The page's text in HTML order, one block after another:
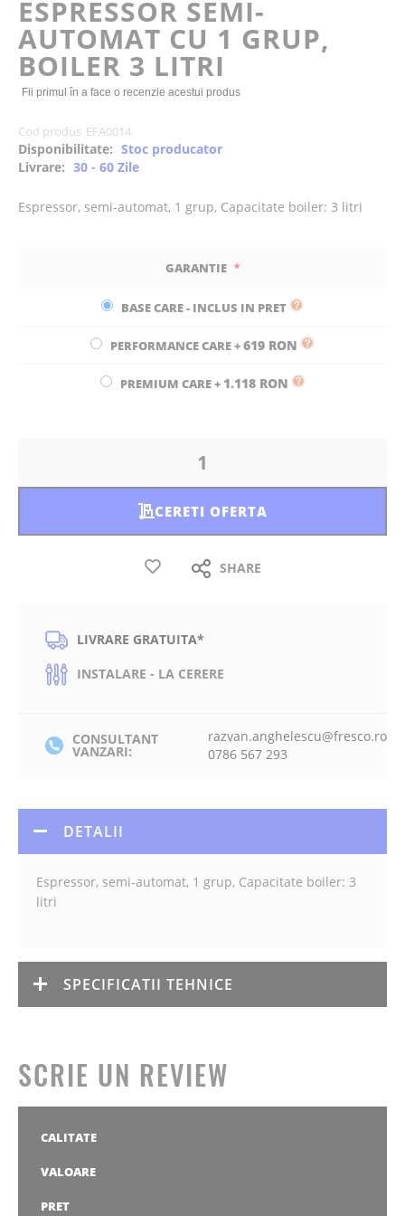
the
images
gallery
ESPRESSOR SEMI-
AUTOMAT CU 1 GRUP,
BOILER 3 LITRI
Fii primul în a face o recenzie acestui produs
Cod produs EFA0014
Disponibilitate: Stoc producator
Livrare: 30 - 60 Zile
Espressor, semi-automat, 1 grup, Capacitate boiler: 3 litri
GARANTIE
BASE CARE - INCLUS IN PRET
PERFORMANCE CARE+619 RON
PREMIUM CARE+ 1.118 RON
CERETI OFERTA
SHARE
LIVRARE GRATUITA*
INSTALARE - LA CERERE
CONSULTANT
VANZARI:
razvan.anghelescu@fresco.ro
0786 567 293
DETALII
Espressor, semi-automat, 1 grup, Capacitate boiler: 3
litri
SPECIFICATII TEHNICE
SCRIE UN REVIEW
CALITATE
stea
stele
stele
stele
stele
VALOARE
stea
stele
stele
stele
stele
PRET